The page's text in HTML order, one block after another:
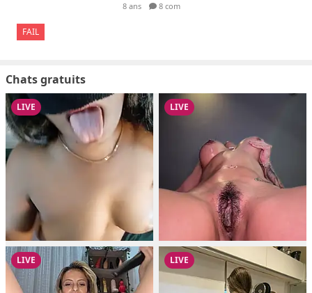
FAIL
8 ans 8 com
Chats gratuits